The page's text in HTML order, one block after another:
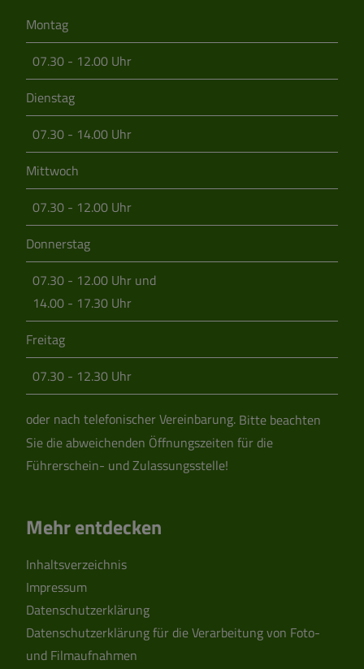
Montag
07.30 - 12.00 Uhr
Dienstag
07.30 - 14.00 Uhr
Mittwoch
07.30 - 12.00 Uhr
Donnerstag
07.30 - 12.00 Uhr und
14.00 - 17.30 Uhr
Freitag
07.30 - 12.30 Uhr
oder nach telefonischer Vereinbarung. Bitte beachten
Sie die abweichenden Öffnungszeiten für die
Führerschein- und Zulassungsstelle!
Mehr entdecken
Inhaltsverzeichnis
Impressum
Datenschutzerklärung
Datenschutzerklärung für die Verarbeitung von Foto-
und Filmaufnahmen